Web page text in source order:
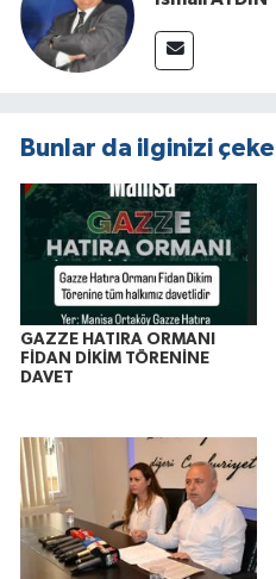
Bunlar da ilginizi
GAZZE HATIRA ORMANI
FİDAN DİKİM TÖRENİNE
DAVET